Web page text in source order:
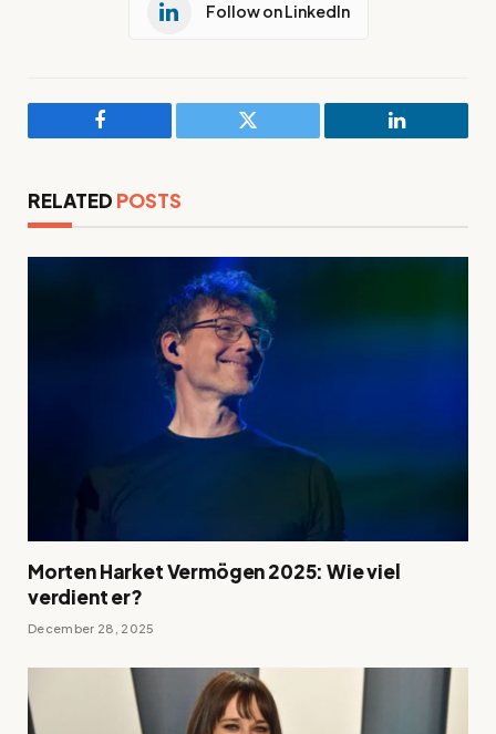
Follow on LinkedIn
Facebook Twitter LinkedIn
RELATED POSTS
Morten Harket Vermögen 2025: Wie viel
verdient er?
December 28, 2025